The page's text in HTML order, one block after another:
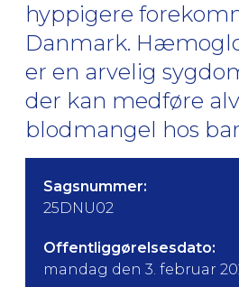
hyppigere
Danmark.
er en arvelig
der kan medføre
blodmangel hos
Sagsnummer:
25DNU02
Offentliggørelsesdato:
mandag den 3. februar